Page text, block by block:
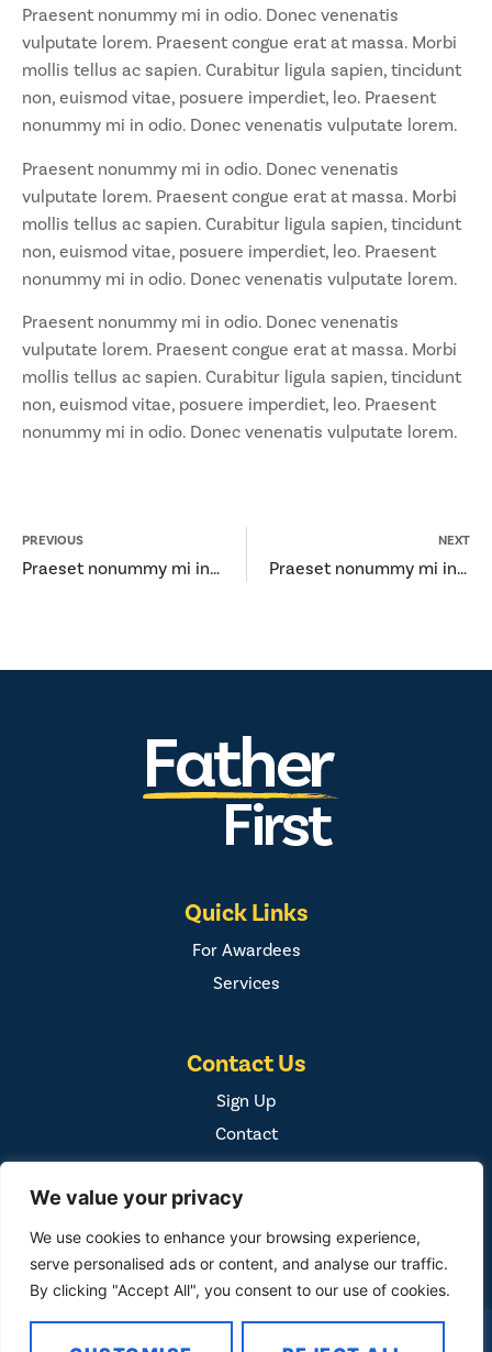
We value your privacy
We use cookies to enhance your browsing experience,
serve personalised ads or content, and analyse our traffic.
By clicking "Accept All", you consent to our use of cookies.
Praesent nonummy mi in odio. Donec venenatis
vulputate lorem. Praesent congue erat at massa. Morbi
mollis tellus ac sapien. Curabitur ligula sapien, tincidunt
non, euismod vitae, posuere imperdiet, leo. Praesent
nonummy mi in odio. Donec venenatis vulputate lorem.
Praesent nonummy mi in odio. Donec venenatis
vulputate lorem. Praesent congue erat at massa. Morbi
mollis tellus ac sapien. Curabitur ligula sapien, tincidunt
non, euismod vitae, posuere imperdiet, leo. Praesent
nonummy mi in odio. Donec venenatis vulputate lorem.
Praesent nonummy mi in odio. Donec venenatis
vulputate lorem. Praesent congue erat at massa. Morbi
mollis tellus ac sapien. Curabitur ligula sapien, tincidunt
non, euismod vitae, posuere imperdiet, leo. Praesent
nonummy mi in odio. Donec venenatis vulputate lorem.
PREVIOUS
Praeset nonummy mi in donec venolium.
NEXT
Praeset nonummy mi in donec venolium.
Quick Links
For Awardees
Services
Contact Us
Sign Up
Contact